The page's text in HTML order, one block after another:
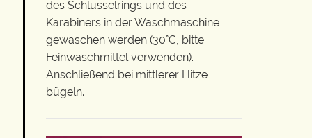
des Schlüsselrings und des
Karabiners in der Waschmaschine
gewaschen werden (30°C, bitte
Feinwaschmittel verwenden).
Anschließend bei mittlerer Hitze
bügeln.